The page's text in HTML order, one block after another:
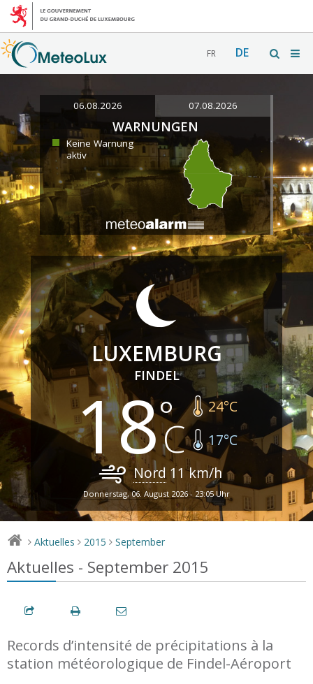
FR DE
06.08.2026 07.08.2026
WARNUNGEN
Keine Warnung
aktiv
LUXEMBURG
FINDEL
18 24°C
17°C
Nord 11km/h
Donnerstag, 06. August 2026 - 23:05 Uhr
> Aktuelles > 2015 > September
Aktuelles - September 2015
Records d’intensité de précipitations à la
station météorologique de Findel-Aéroport